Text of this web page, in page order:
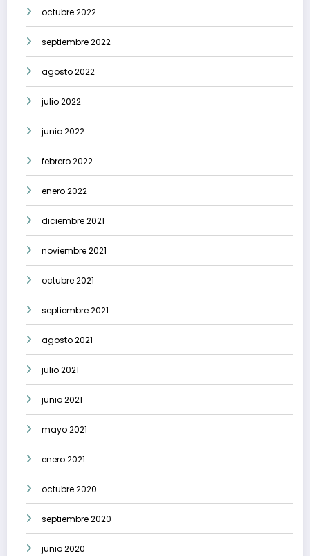
octubre 2022
septiembre 2022
agosto 2022
julio 2022
junio 2022
febrero 2022
enero 2022
diciembre 2021
noviembre 2021
octubre 2021
septiembre 2021
agosto 2021
julio 2021
junio 2021
mayo 2021
enero 2021
octubre 2020
septiembre 2020
junio 2020